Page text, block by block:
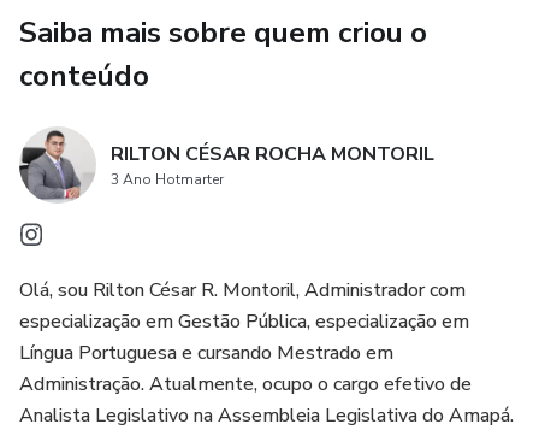
relevantes e desafios específicos que os candidatos
enfrentarão na prova.
Ao escolher os nosso simulados, você se beneficiará de
uma ferramenta valiosa para avaliar seu nível de
conhecimento, identificar pontos de melhoria e aprimorar
suas habilidades. A variedade de questões oferecidas
aspectos teóricos quanto práticos exigidos para o cargo
em questão.
Saiba mais sobre quem criou o
conteúdo
RILTON CÉSAR ROCHA MONTORIL
3 Ano Hotmarter
Olá, sou Rilton César R. Montoril, Administrador com
especialização em Gestão Pública, especialização em
Língua Portuguesa e cursando Mestrado em
Administração. Atualmente, ocupo o cargo efetivo de
Analista Legislativo na Assembleia Legislativa do Amapá.